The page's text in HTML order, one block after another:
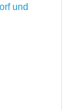
und